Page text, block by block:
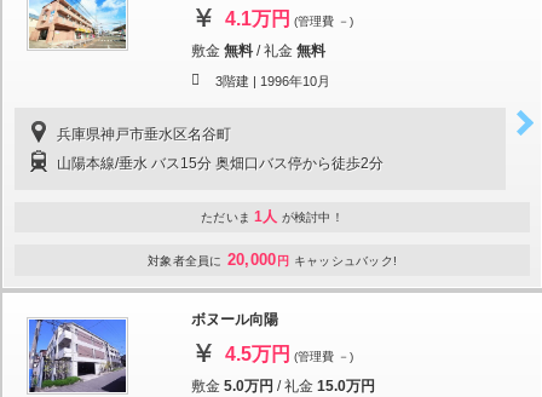
4.1万円 (管理費 －)
敷金 無料 /礼金 無料
3階建 | 1996年10月
兵庫県神戸市垂水区名谷町
山陽本線/垂水 バス15分 奥畑口バス停から徒歩2分
ただいま 1人 が検討中！
対象者全員に 20,000 円 キャッシュバック!
ボヌール向陽
4.5万円 (管理費 －)
敷金 5.0万円 /礼金 15.0万円